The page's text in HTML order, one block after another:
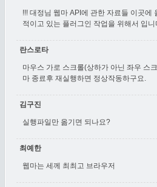
!!! 대정님 웹마 API에 관한 자료들 이곳
적이고 있는 플러그인 작업을 위해서 입
란스로타
마우스 가로 스크롤(상하가 아닌 좌우 스
마 종료후 재실행하면 정상작동하구요.
김구진
실행파일만 옮기면 되나요?
최예한
웹마는 세께 최최고 브라우저